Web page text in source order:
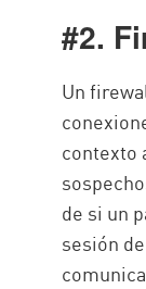
#2.
Un
contexto
de si un
sesión